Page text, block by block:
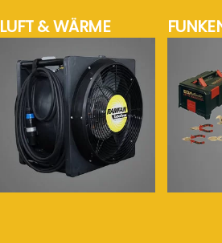
LUFT & WÄRME
mehr Info...